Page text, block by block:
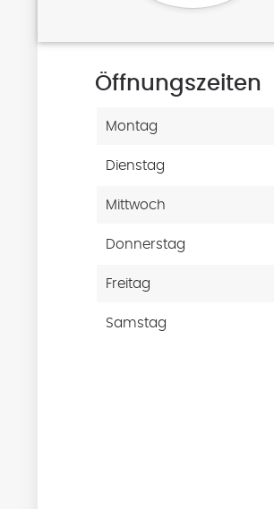
Öffnungszeiten
Montag
Dienstag
Mittwoch
Donnerstag
Freitag
Samstag